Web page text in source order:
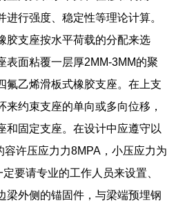
进行强度、稳定性等理论计算。
胶支座按水平荷载的分配来选
表面粘覆一层厚2MM-3MM的聚
氟乙烯滑板式橡胶支座。在上支
来约束支座的单向或多向位移，
和固定支座。在设计中应遵守以
许压应力力8MPA，小压应力为
要请专业的工作人员来设置、
梁外侧的锚固件，与梁端预埋钢